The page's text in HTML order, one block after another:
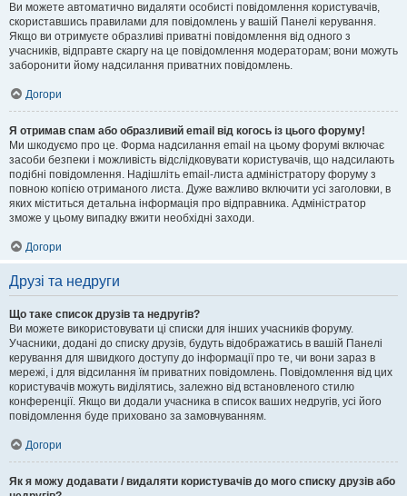
Ви можете автоматично видаляти особисті повідомлення користувачів,
скориставшись правилами для повідомлень у вашій Панелі керування.
Якщо ви отримуєте образливі приватні повідомлення від одного з
учасників, відправте скаргу на це повідомлення модераторам; вони можуть
заборонити йому надсилання приватних повідомлень.
Догори
Я отримав спам або образливий email від когось із цього форуму!
Ми шкодуємо про це. Форма надсилання email на цьому форумі включає
засоби безпеки і можливість відслідковувати користувачів, що надсилають
подібні повідомлення. Надішліть email-листа адміністратору форуму з
повною копією отриманого листа. Дуже важливо включити усі заголовки, в
яких міститься детальна інформація про відправника. Адміністратор
зможе у цьому випадку вжити необхідні заходи.
Догори
Друзі та недруги
Що таке список друзів та недругів?
Ви можете використовувати ці списки для інших учасників форуму.
Учасники, додані до списку друзів, будуть відображатись в вашій Панелі
керування для швидкого доступу до інформації про те, чи вони зараз в
мережі, і для відсилання їм приватних повідомлень. Повідомлення від цих
користувачів можуть виділятись, залежно від встановленого стилю
конференції. Якщо ви додали учасника в список ваших недругів, усі його
повідомлення буде приховано за замовчуванням.
Догори
Як я можу додавати / видаляти користувачів до мого списку друзів або